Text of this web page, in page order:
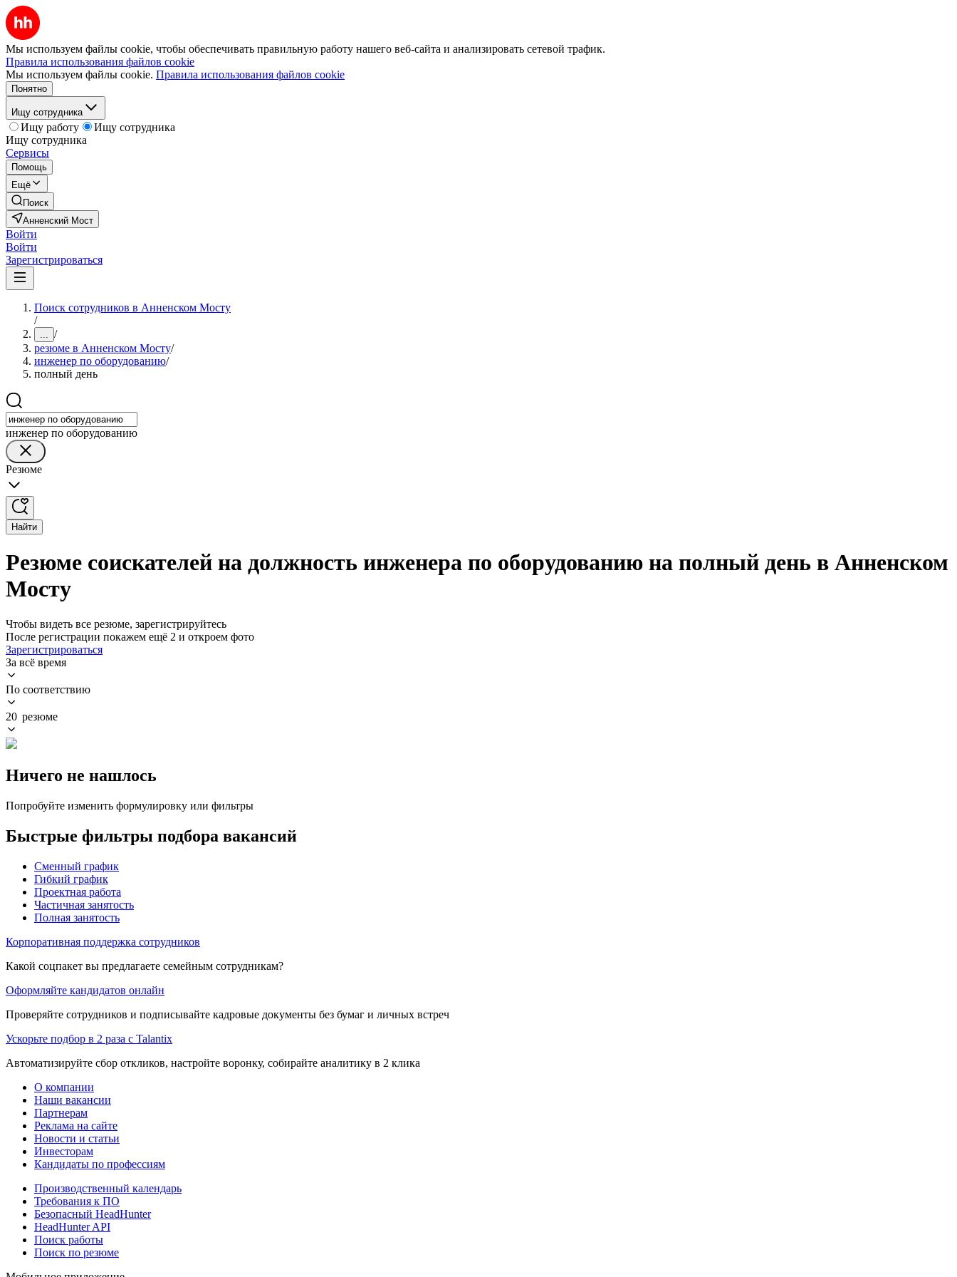
Мы используем файлы cookie, чтобы обеспечивать правильную работу нашего веб-сайта и анализировать сетевой трафик.
Правила использования файлов cookie
Мы используем файлы cookie. Правила использования файлов cookie
Понятно
Ищу сотрудника
Ищу работу
Ищу сотрудника
Ищу сотрудника
Сервисы
Помощь
Ещё
Поиск
Анненский Мост
Войти
Войти
Зарегистрироваться
Поиск сотрудников в Анненском Мосту
/
... /
резюме в Анненском Мосту/
инженер по оборудованию/
полный день
инженер по оборудованию
Резюме
Найти
Резюме соискателей на должность инженера по оборудованию на полный день в Анненском
Мосту
Чтобы видеть все резюме, зарегистрируйтесь
После регистрации покажем ещё 2 и откроем фото
Зарегистрироваться
За всё время
По соответствию
20 резюме
Ничего не нашлось
Попробуйте изменить формулировку или фильтры
Быстрые фильтры подбора вакансий
Сменный график
Гибкий график
Проектная работа
Частичная занятость
Полная занятость
Корпоративная поддержка сотрудников
Какой соцпакет вы предлагаете семейным сотрудникам?
Оформляйте кандидатов онлайн
Проверяйте сотрудников и подписывайте кадровые документы без бумаг и личных встреч
Ускорьте подбор в 2 раза с Talantix
Автоматизируйте сбор откликов, настройте воронку, собирайте аналитику в 2 клика
О компании
Наши вакансии
Партнерам
Реклама на сайте
Новости и статьи
Инвесторам
Кандидаты по профессиям
Производственный календарь
Требования к ПО
Безопасный HeadHunter
HeadHunter API
Поиск работы
Поиск по резюме